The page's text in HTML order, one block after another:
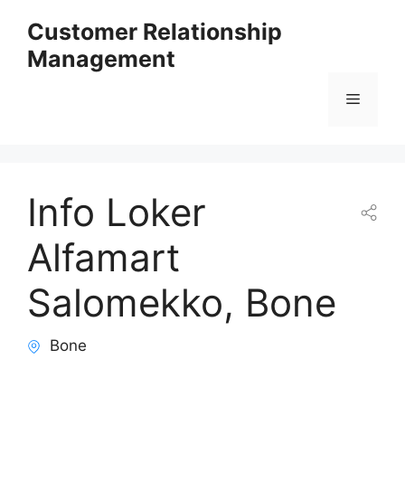
content
Customer Relationship
Management
Menu
Info Loker
Alfamart
Salomekko, Bone
Bone